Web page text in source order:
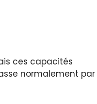
ces capacités
normalement par